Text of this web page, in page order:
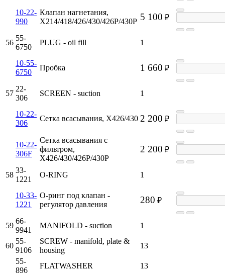
10-22-
990
Клапан нагнетания,
X214/418/426/430/426P/430P 5 100 ₽
56
55-
6750
PLUG - oil fill 1
10-55-
6750
Пробка 1 660 ₽
57
22-
306
SCREEN - suction 1
10-22-
306
Сетка всасывания, X426/430 2 200 ₽
10-22-
306F
Сетка всасывания с
фильтром,
X426/430/426P/430P
2 200 ₽
58
33-
1221
O-RING 1
10-33-
1221
О-ринг под клапан -
регулятор давления
280 ₽
59
66-
9941
MANIFOLD - suction 1
60
55-
9106
SCREW - manifold, plate &
housing
13
55-
896
FLATWASHER 13